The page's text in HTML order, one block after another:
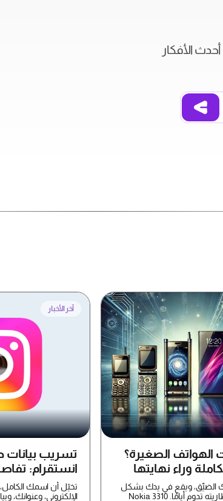
الأفكار
الهواتف الصغيرة؟
وراء نهايتها
الضيِّق، ويقع في يدك بشكل
مريح، وكانت بطاريته تدوم أيامًا. Nokia 3310
آخر الأخبار
تسريب بيانات
انستقرام:
لحماية بياناتك
تخيّل أن اسمك
الإلكتروني، وعنوانك،